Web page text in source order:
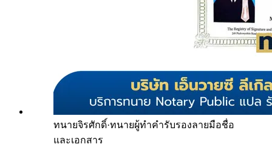
ทนายจิรศักดิ์·ทนายผู้ทำคำรับรองลายมือชื่อ
และเอกสาร